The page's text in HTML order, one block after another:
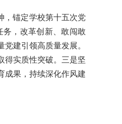
，锚定学校第十五次党
务，改革创新、敢闯敢
建引领高质量发展。
得实质性突破。三是坚
成果，持续深化作风建